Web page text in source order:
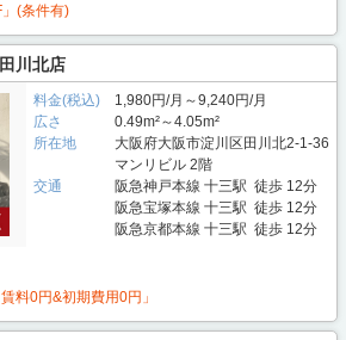
」(条件有)
川北店
料金(税込)
1,980円/月～9,240円/月
広さ
0.49m²～4.05m²
所在地
大阪府大阪市淀川区田川北2-1-36
マンリビル 2階
交通
阪急神戸本線 十三駅 徒歩 12分
阪急宝塚本線 十三駅 徒歩 12分
阪急京都本線 十三駅 徒歩 12分
料0円&初期費用0円」